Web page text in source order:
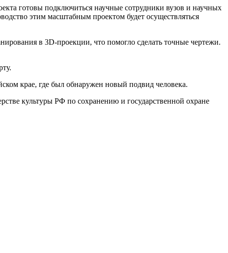
готовы подключиться научные сотрудники вузов и научных
этим масштабным проектом будет осуществляться
в 3D-проекции, что помогло сделать точные чертежи.
крае, где был обнаружен новый подвид человека.
культуры РФ по сохранению и государственной охране